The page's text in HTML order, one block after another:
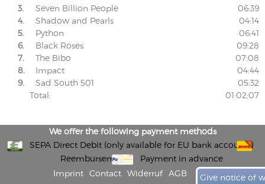
3.
Seven Billion People
06:39
4.
Shadow and Pearls
04:14
5.
Python
06:41
6.
Black Roses
09:28
7.
The Bibo
07:08
8.
Impact
04:44
9.
Sad South 501
05:32
Total:
01:02:07
We offer the following payment methods
SEPA Direct Debit (only available for EU bank accounts)
Reembursement
Payment in advance
Imprint
Contact Widerruf AGB Give notice of